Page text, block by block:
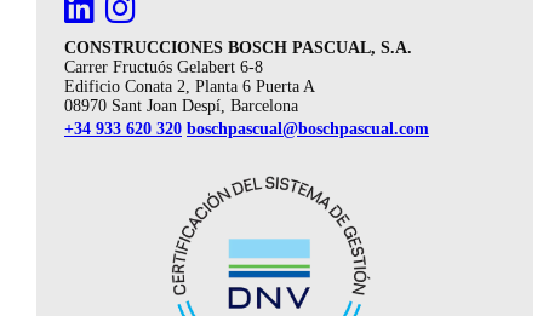
CONSTRUCCIONES BOSCH PASCUAL, S.A.
Carrer Fructuós Gelabert 6-8
Edificio Conata 2, Planta 6 Puerta A
08970 Sant Joan Despí, Barcelona
+34 933 620 320 boschpascual@boschpascual.com